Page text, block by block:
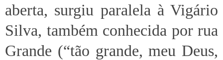
aberta, surgiu paralela à Vigário
Silva, também conhecida por rua
Grande (“tão grande, meu Deus,